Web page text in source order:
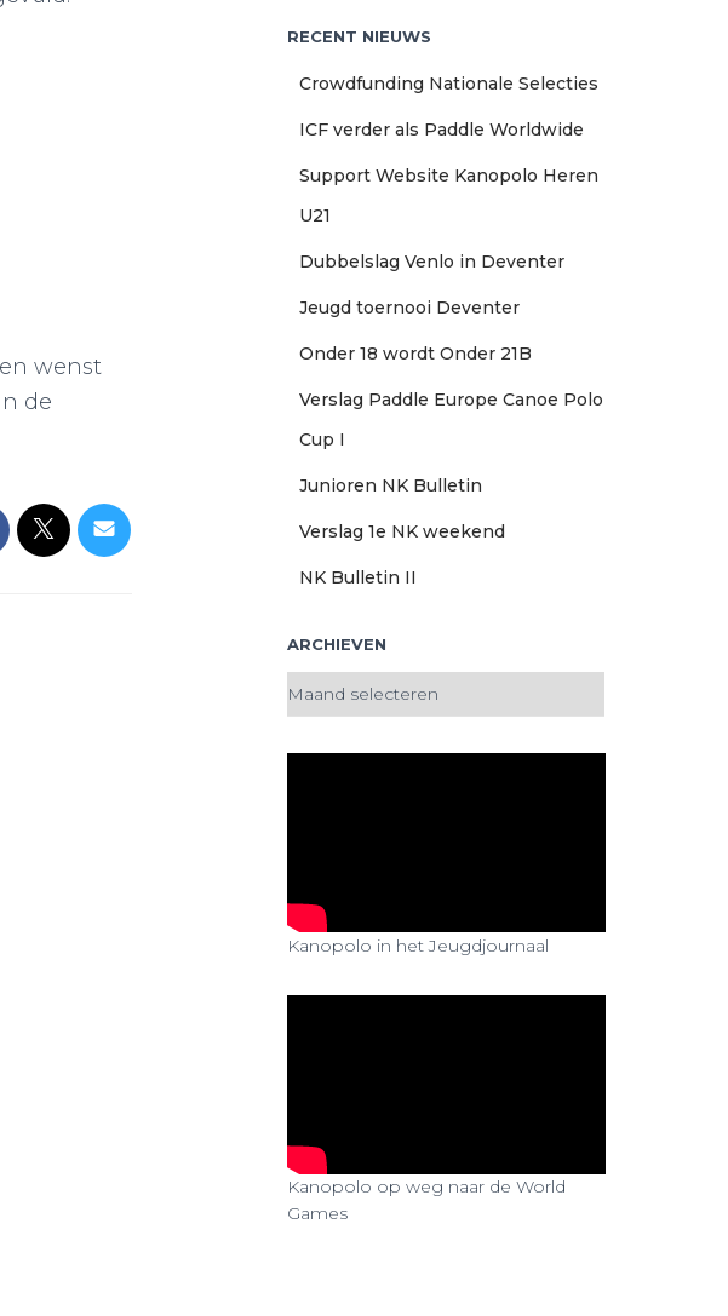
wenst
de
e
RECENT NIEUWS
Crowdfunding Nationale Selecties
ICF verder als Paddle Worldwide
Support Website Kanopolo Heren
U21
Dubbelslag Venlo in Deventer
Jeugd toernooi Deventer
Onder 18 wordt Onder 21B
Verslag Paddle Europe Canoe Polo
Cup I
Junioren NK Bulletin
Verslag 1e NK weekend
NK Bulletin II
ARCHIEVEN
A
Kanopolo in het Jeugdjournaal
Kanopolo op weg naar de World
Games